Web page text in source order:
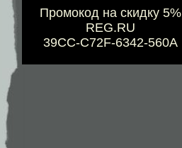
Промокод на скидку 5%
REG.RU
39CC-C72F-6342-560A